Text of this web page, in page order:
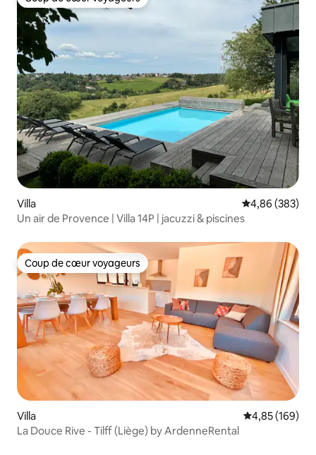
Coup de cœur voyageurs
Villa Évaluation
4,86 (383)
Un air de Provence | Villa 14P | jacuzzi & piscines
Coup de cœur voyageurs
Coup de cœur voyageurs
Villa Évaluation
4,85 (169)
La Douce Rive - Tilff (Liège) by ArdenneRental